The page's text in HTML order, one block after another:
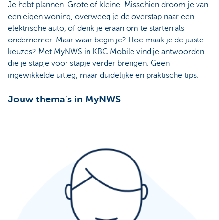
Je hebt plannen. Grote of kleine. Misschien droom je van
een eigen woning, overweeg je de overstap naar een
elektrische auto, of denk je eraan om te starten als
ondernemer. Maar waar begin je? Hoe maak je de juiste
keuzes? Met MyNWS in KBC Mobile vind je antwoorden
die je stapje voor stapje verder brengen. Geen
ingewikkelde uitleg, maar duidelijke en praktische tips.
Jouw thema’s in MyNWS